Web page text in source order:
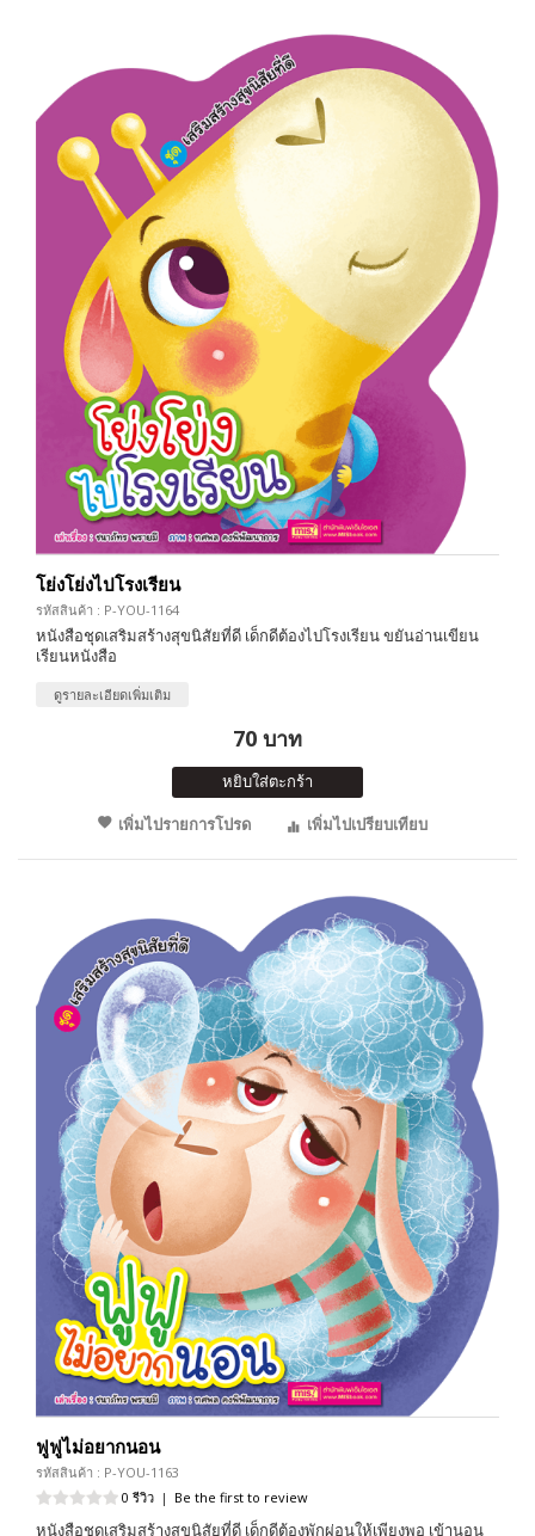
โย่งโย่งไปโรงเรียน
รหัสสินค้า : P-YOU-1164
หนังสือชุดเสริมสร้างสุขนิสัยที่ดี เด็กดีต้องไปโรงเรียน ขยันอ่านเขียน
เรียนหนังสือ
ดูรายละเอียดเพิ่มเติม
70 บาท
หยิบใส่ตะกร้า
เพิ่มไปรายการโปรด
เพิ่มไปเปรียบเทียบ
ฟูฟูไม่อยากนอน
รหัสสินค้า : P-YOU-1163
0 รีวิว | Be the first to review
หนังสือชุดเสริมสร้างสุขนิสัยที่ดี เด็กดีต้องพักผ่อนให้เพียงพอ เข้านอน